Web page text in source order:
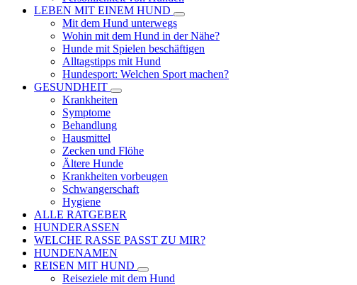
LEBEN MIT EINEM HUND
Mit dem Hund unterwegs
Wohin mit dem Hund in der Nähe?
Hunde mit Spielen beschäftigen
Alltagstipps mit Hund
Hundesport: Welchen Sport machen?
GESUNDHEIT
Krankheiten
Symptome
Behandlung
Hausmittel
Zecken und Flöhe
Ältere Hunde
Krankheiten vorbeugen
Schwangerschaft
Hygiene
ALLE RATGEBER
HUNDERASSEN
WELCHE RASSE PASST ZU MIR?
HUNDENAMEN
REISEN MIT HUND
Reiseziele mit dem Hund